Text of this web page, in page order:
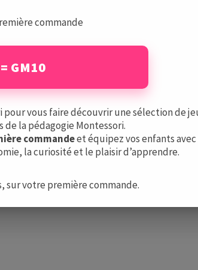
Les
La
commande
GM10
pour vous faire découvrir une sélection de
la pédagogie Montessori.
commandeet équipez vos enfants avec
la curiosité et le plaisir d’apprendre.
sur votre première commande.